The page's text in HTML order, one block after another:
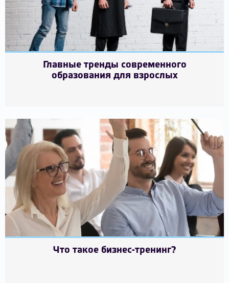
Главные тренды современного
образования для взрослых
Что такое бизнес-тренинг?